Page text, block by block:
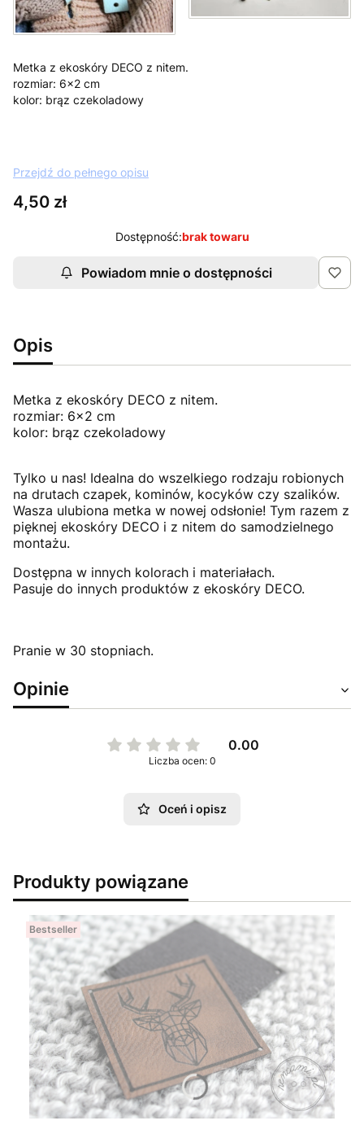
Metka z ekoskóry DECO z nitem.
rozmiar: 6x2 cm
kolor: brąz czekoladowy
Przejdź do pełnego opisu
Cena
4,50 zł
Dostępność:brak towaru
Powiadom mnie o dostępności
Opis
Metka z ekoskóry DECO z nitem.
rozmiar: 6x2 cm
kolor: brąz czekoladowy
Tylko u nas! Idealna do wszelkiego rodzaju robionych
na drutach czapek, kominów, kocyków czy szalików.
Wasza ulubiona metka w nowej odsłonie! Tym razem z
pięknej ekoskóry DECO i z nitem do samodzielnego
montażu.
Dostępna w innych kolorach i materiałach.
Pasuje do innych produktów z ekoskóry DECO.
Pranie w 30 stopniach.
Opinie
0.00
Liczba ocen: 0
Oceń i opisz
Produkty powiązane
Bestseller